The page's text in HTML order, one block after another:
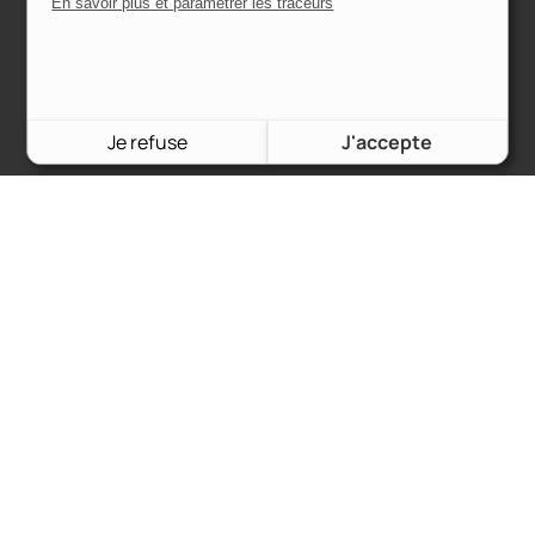
CGU
Je refuse J'accepte